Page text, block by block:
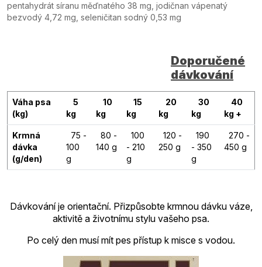
pentahydrát síranu měďnatého 38 mg, jodičnan vápenatý
bezvodý 4,72 mg, seleničitan sodný 0,53 mg
Doporučené
dávkování
Váha psa
(kg)
5
kg
10
kg
15
kg
20
kg
30
kg
40
kg +
Krmná
dávka
(g/den)
75 -
100
g
80 -
140 g
100
- 210
g
120 -
250 g
190
- 350
g
270 -
450 g
Dávkování je orientační. Přizpůsobte krmnou dávku váze,
aktivitě a životnímu stylu vašeho psa.
Po celý den musí mít pes přístup k misce s vodou.